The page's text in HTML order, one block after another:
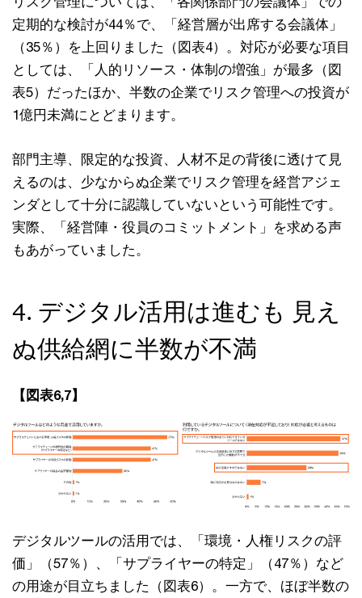
定期的な検討が44％で、「経営層が出席する会議体」
（35％）を上回りました（図表4）。対応が必要な項目
としては、「人的リソース・体制の増強」が最多（図
表5）だったほか、半数の企業でリスク管理への投資が
1億円未満にとどまります。
部門主導、限定的な投資、人材不足の背後に透けて見
えるのは、少なからぬ企業でリスク管理を経営アジェ
ンダとして十分に認識していないという可能性です。
実際、「経営陣・役員のコミットメント」を求める声
もあがっていました。
4. デジタル活用は進むも 見え
ぬ供給網に半数が不満
【図表6,7】
デジタルツールの活用では、「環境・人権リスクの評
価」（57％）、「サプライヤーの特定」（47％）など
の用途が目立ちました（図表6）。一方で、ほぼ半数の